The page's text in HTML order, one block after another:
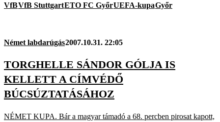
VfBVfB StuttgartETO FC GyőrUEFA-kupaGyőr
Német labdarúgás2007.10.31. 22:05
TORGHELLE SÁNDOR GÓLJA IS
KELLETT A CÍMVÉDŐ
BÚCSÚZTATÁSÁHOZ
NÉMET KUPA. Bár a magyar támadó a 68. percben pirosat kapott,